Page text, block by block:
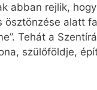
abban rejlik,
ösztönzése alatt
Tehát a
szülőföldje,